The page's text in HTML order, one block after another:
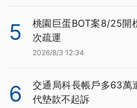
5
桃園巨蛋BOT案8/25開
次疏運
2026/8/3 12:34
6
交通局科長帳戶多63萬
代墊款不起訴